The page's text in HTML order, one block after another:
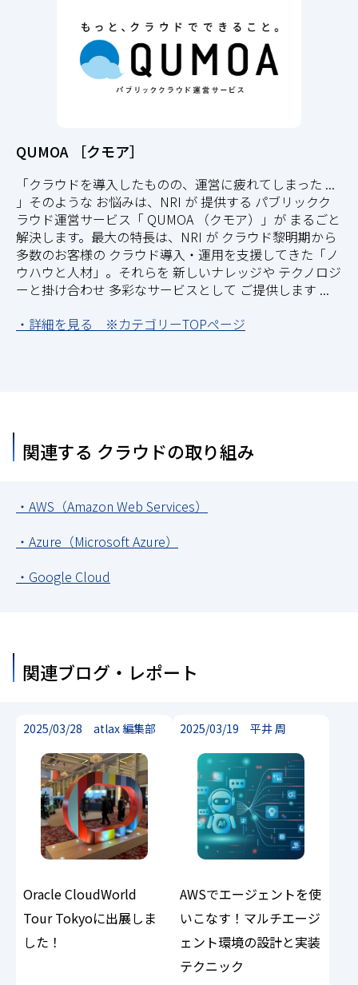
QUMOA ［クモア］
「クラウドを導入したものの、運営に疲れてしまった ...
」 そのような お悩みは、NRI が 提供する パブリックク
ラウド運営サービス「 QUMOA （クモア）」が まるごと
解決します。最大の特長は、NRI が クラウド黎明期から
多数のお客様の クラウド導入・運用を支援してきた「ノ
ウハウと人材」。それらを 新しいナレッジや テクノロジ
ーと掛け合わせ 多彩なサービスとして ご提供します ...
・詳細を見る ※カテゴリーTOPページ
関連する クラウドの取り組み
・AWS（Amazon Web Services）
・Azure（Microsoft Azure）
・Google Cloud
関連ブログ・レポート
2025/03/28 atlax 編集部
Oracle CloudWorld
Tour Tokyoに出展しま
した！
2025/03/19 平井 周
AWSでエージェントを使
いこなす！マルチエージ
ェント環境の設計と実装
テクニック